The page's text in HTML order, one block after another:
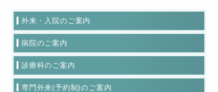
外来・入院のご案内
病院のご案内
診療科のご案内
専門外来(予約制)のご案内